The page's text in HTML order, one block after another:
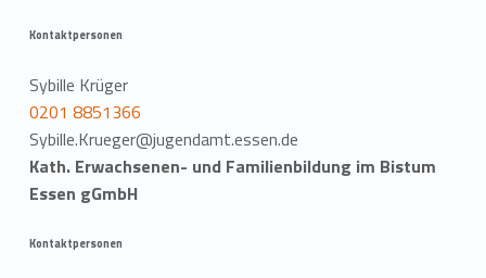
Kontaktpersonen
Sybille Krüger
0201 8851366
Sybille.Krueger@jugendamt.essen.de
Kath. Erwachsenen- und Familienbildung im Bistum
Essen gGmbH
Kontaktpersonen